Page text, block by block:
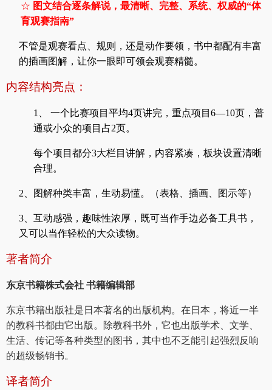
☆ 图文结合逐条解说，最清晰、完整、系统、权威的“体
育观赛指南”
不管是观赛看点、规则，还是动作要领，书中都配有丰富
的插画图解，让你一眼即可领会观赛精髓。
内容结构亮点：
1、 一个比赛项目平均4页讲完，重点项目6—10页，普
通或小众的项目占2页。
每个项目都分3大栏目讲解，内容紧凑，板块设置清晰
合理。
2 、图解种类丰富，生动易懂。（表格、插画、图示等）
3 、互动感强，趣味性浓厚，既可当作手边必备工具书，
又可以当作轻松的大众读物。
著者简介
东京书籍株式会社 书籍编辑部
东京书籍出版社是日本著名的出版机构。在日本，将近一半
的教科书都由它出版。除教科书外，它也出版学术、文学、
生活、传记等各种类型的图书，其中也不乏能引起强烈反响
的超级畅销书。
译者简介